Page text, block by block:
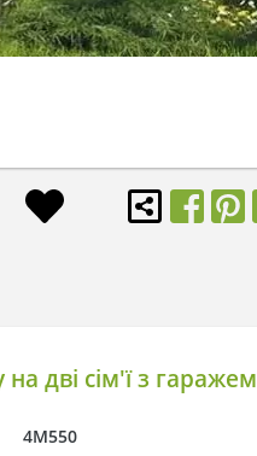
дві сім'ї з гаражем
4M550